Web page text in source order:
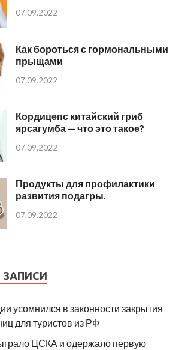
07.09.2022
Как бороться с гормональными
прыщами
07.09.2022
Кордицепс китайский гриб
ярсагумба — что это такое?
07.09.2022
Продукты для профилактики
развития подагры.
07.09.2022
усомнился в законности закрытия
для туристов из РФ
ЦСКА и одержало первую